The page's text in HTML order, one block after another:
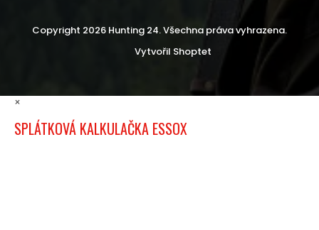
Vytvořil Shoptet
Copyright 2026 Hunting 24. Všechna práva vyhrazena.
×
SPLÁTKOVÁ KALKULAČKA ESSOX